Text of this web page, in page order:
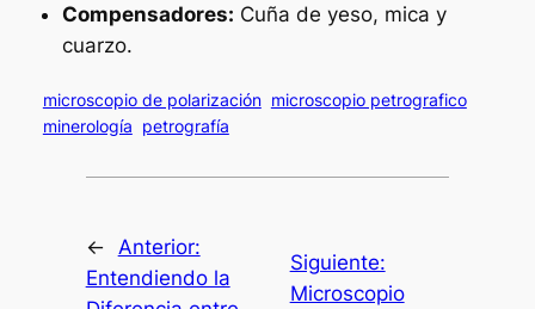
Compensadores: Cuña de yeso, mica y
cuarzo.
microscopio de polarización microscopio petrografico
minerología petrografía
←
Anterior:
Entendiendo la
Siguiente:
Microscopio